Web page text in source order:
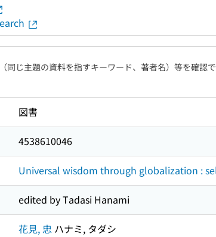
同じ主題の資料を指すキーワード、著者名）等を確認で
図書
4538610046
Universal wisdom through globalization :
edited by Tadasi Hanami
花見, 忠 ハナミ, タダシ